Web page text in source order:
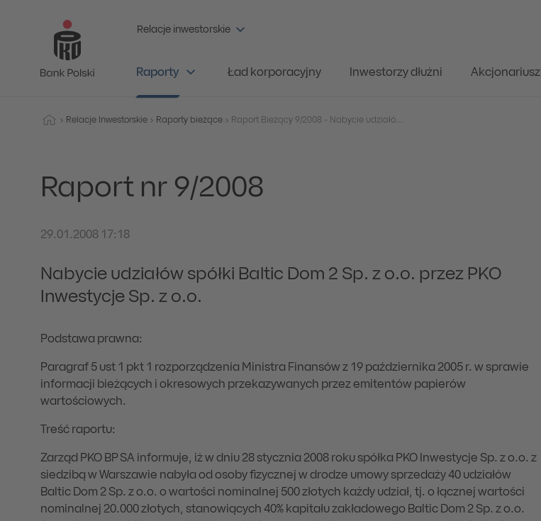
Relacje inwestorskie
Raporty Ład korporacyjny Inwestorzy dłużni Akcjonariusz
Relacje Inwestorskie Raporty bieżące
Raport nr 9/2008
29.01.2008 17:18
Nabycie udziałów spółki Baltic Dom 2 Sp. z o.o. przez PKO
Inwestycje Sp. z o.o.
Podstawa prawna:
Paragraf 5 ust 1 pkt 1 rozporządzenia Ministra Finansów z 19 października 2005 r. w sprawie
informacji bieżących i okresowych przekazywanych przez emitentów papierów
wartościowych.
Treść raportu:
Zarząd PKO BP SA informuje, iż w dniu 28 stycznia 2008 roku spółka PKO Inwestycje Sp. z o.o. z
siedzibą w Warszawie nabyła od osoby fizycznej w drodze umowy sprzedaży 40 udziałów
Baltic Dom 2 Sp. z o.o. o wartości nominalnej 500 złotych każdy udział, tj. o łącznej wartości
nominalnej 20.000 złotych, stanowiących 40% kapitału zakładowego Baltic Dom 2 Sp. z o.o.